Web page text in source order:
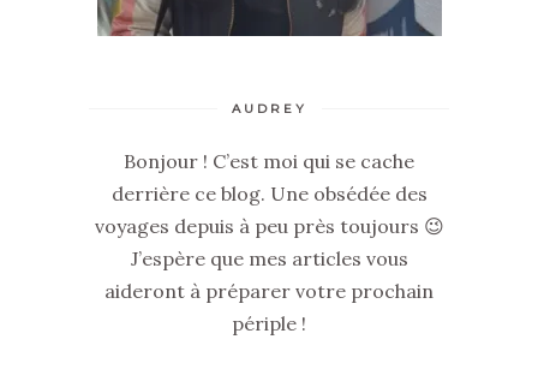
AUDREY
Bonjour ! C’est moi qui se cache
derrière ce blog. Une obsédée des
voyages depuis à peu près toujours 😉
J’espère que mes articles vous
aideront à préparer votre prochain
périple !